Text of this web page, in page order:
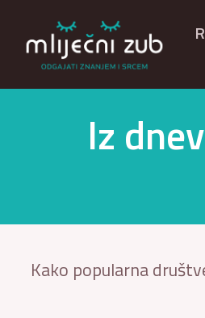
Iz
Kako popularna